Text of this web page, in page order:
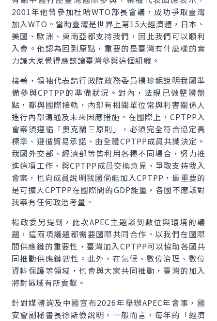
2001年他曾參加杜哈WTO部長會議，成功爭取臺灣
加入WTO。當時臺灣是世界上第15大經濟體，日本、
美國、歐洲、東南亞都支持我們，因此我們可以順利
入會。他認為回到原點，重要的是臺灣有什麼樣的實
力讓大家覺得應該讓臺灣參與這個組織。
接著，領袖代表請行政院政務委員楊珍妮說明我國準
備參與CPTPP的準備狀況。對內，法規已做整體盤
點，都與國際接軌，內部有相關單位常與利害關係人
進行內部溝通及未來因應措施。在國際上，CPTPP入
會案須遵循「奧克蘭三原則」，必須完全符合協定高
標準、遵循貿易承諾、由全體CPTPP成員共識決定。
我國外交部、經濟部等皆利用各種不同場合，努力推
進這項工作，與CPTPP成員交換意見，爭取支持我入
會案，也向成員說明我國倘能加入CPTPP，最重要的
是可擴大CPTPP在國際間的GDP能量，各國不應該對
我案有任何政治考量。
楊政委另提到，此次APEC主題談到數位與環境的議
題，這兩項議題都需要國際共同合作。以我們在國際
間供應鏈的重要性，臺灣加入CPTPP可以協助各國共
同推動供應鏈韌性。此外，在氣候、數位治理、數位
資料保護等領域，也會與大家共同推動，臺灣的加入
將對區域有所貢獻。
針對媒體詢及中國宣布2026年舉辦APEC年會事，國
安會副秘書長徐斯儉說明，一般而言，每年的「經濟